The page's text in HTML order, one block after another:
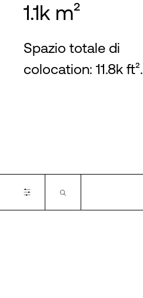
1.1k m²
Spazio totale di
colocation: 11.8k ft².